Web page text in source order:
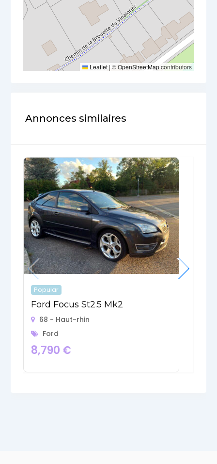
Leaflet | ©OpenStreetMapcontributors
Annonces similaires
Popular
Ford Focus St2.5 Mk2
68 - Haut-rhin
Ford
8,790 €